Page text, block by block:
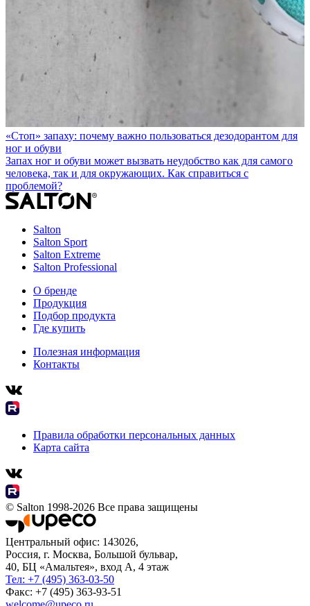
«Стоп» запаху: почему важно пользоваться дезодорантом для
ног и обуви
Запах ног и обуви может вызвать неудобство как для самого
человека, так и для окружающих. Как справиться с
проблемой?
Salton
Salton Sport
Salton Extreme
Salton Professional
О бренде
Продукция
Подбор продукта
Где купить
Полезная информация
Контакты
Правила обработки персональных данных
Карта сайта
© Salton 1998-2026 Все права защищены
Центральный офис: 143026,
Россия, г. Москва, Большой бульвар,
40, БЦ «Амальтея», вход А, 4 этаж
Тел: +7 (495) 363-03-50
Факс: +7 (495) 363-93-51